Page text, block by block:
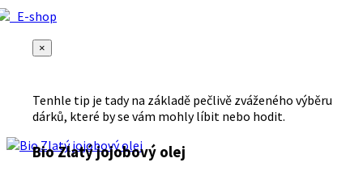
E-shop
×
Tenhle tip je tady na základě pečlivě zváženého výběru
dárků, které by se vám mohly líbit nebo hodit.
Bio Zlatý jojobový olej